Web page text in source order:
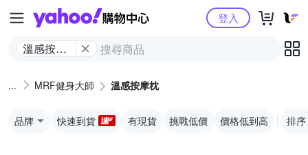
Yahoo購物中心
溫感按摩
登入
MRF健身大師 溫感按摩枕
品牌 快速到貨 有現貨 挑戰低價 價格低到高 排序